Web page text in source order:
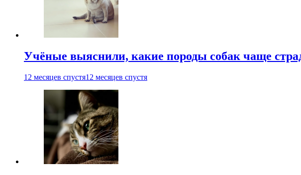
Учёные выяснили, какие породы собак чаще
12 месяцев спустя12 месяцев спустя